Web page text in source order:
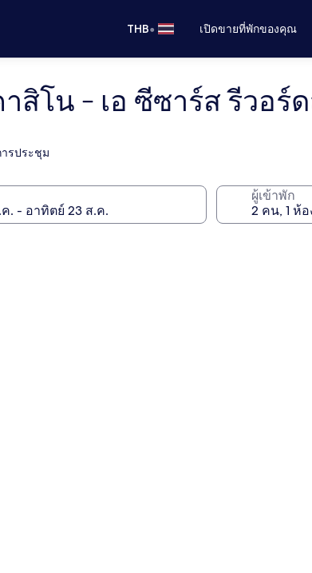
THB• เปิดขายที่พักของคุณ
โน - เอ ซีซาร์ส รีวอร์
รประชุม
ผู้เข้าพัก